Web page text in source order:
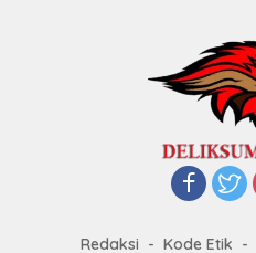
Redaksi Kode Etik